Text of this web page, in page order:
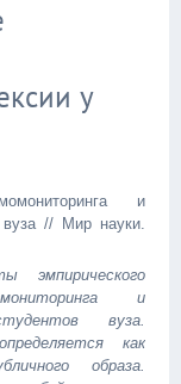
у
и
вуза // Мир науки.
эмпирического
и
вуза.
как
образа.